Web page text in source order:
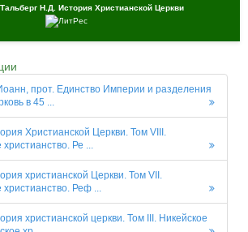
Тальберг Н.Д. История Христианской Церкви
прот. Единство Империи и разделения
в 45 ...
Христианской Церкви. Том VIII.
Ре ...
христианской Церкви. Том VII.
Реф ...
христианской церкви. Том III. Никейское